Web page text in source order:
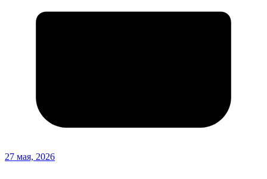
27 мая, 2026